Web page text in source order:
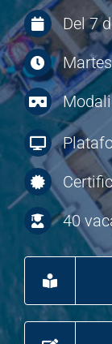
Del 7
40